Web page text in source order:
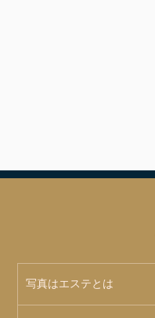
写真はエステとは